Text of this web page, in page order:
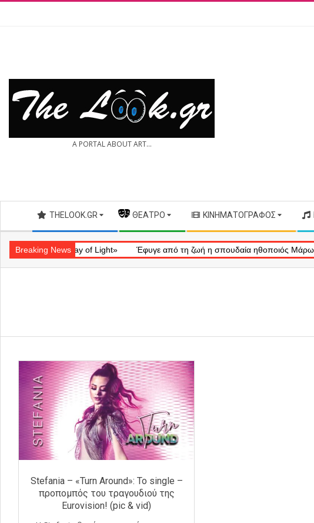
THE A PORTAL ABOUT ART...
Secondary
Navigation
Menu
THELOOK.GR — ΘΈΑΤΡΟ ΚΙΝΗΜΑΤΟΓΡΆΦΟΣ
Breaking News
«Ray of Light» Έφυγε από τη ζωή η σπουδαία ηθοποιός Μάρω Κοντού
Stefania – «Turn Around»: Το single –
προπομπός του τραγουδιού της
Eurovision! (pic & vid)